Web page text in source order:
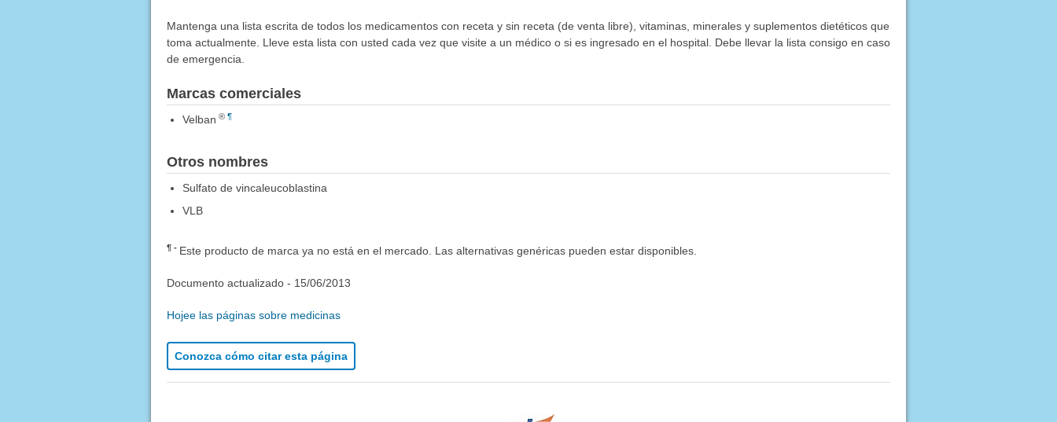
Mantenga una lista escrita de todos los medicamentos con receta y sin receta (de venta libre), vitaminas, minerales y suplementos dietéticos que
toma actualmente. Lleve esta lista con usted cada vez que visite a un médico o si es ingresado en el hospital. Debe llevar la lista consigo en caso
de emergencia.
Marcas comerciales
Velban ® ¶
Otros nombres
Sulfato de vincaleucoblastina
VLB
¶ Este producto de marca ya no está en el mercado. Las alternativas genéricas pueden estar disponibles.
Documento actualizado - 15/06/2013
Hojee las páginas sobre medicinas
Conozca cómo citar esta página